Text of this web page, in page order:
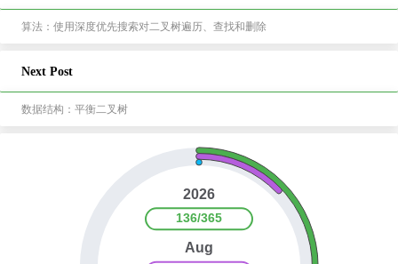
算法：使用深度优先搜索对二叉树遍历、查找和删除
Next Post
数据结构：平衡二叉树